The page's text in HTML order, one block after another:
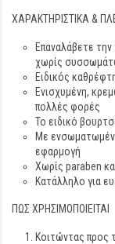
ΧΑΡΑΚΤΗΡΙΣΤΙΚΑ &
Επαναλάβετε
χωρίς
Ειδικός
Ενισχυμένη,
πολλές φορές
Το ειδικό
Με
εφαρμογή
Χωρίς paraben
Κατάλληλο για
ΠΩΣ ΧΡΗΣΙΜΟΠΟΙΕΙΤΑΙ
Κοιτώντας προς